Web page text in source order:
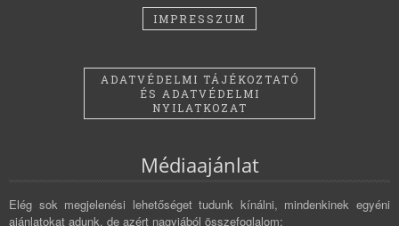
IMPRESSZUM
ADATVÉDELMI TÁJÉKOZTATÓ
ÉS ADATVÉDELMI
NYILATKOZAT
Médiaajánlat
Elég sok megjelenési lehetőséget tudunk kínálni, mindenkinek egyéni
ajánlatokat adunk, de azért nagyjából összefoglalom: